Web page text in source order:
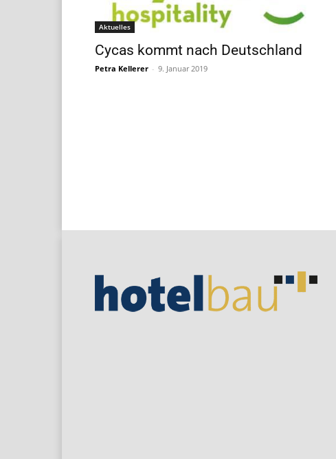
Aktuelles
Cycas kommt nach Deutschland
Petra Kellerer - 9. Januar 2019